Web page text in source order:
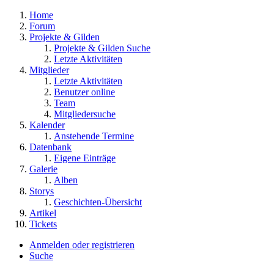
Home
Forum
Projekte & Gilden
Projekte & Gilden Suche
Letzte Aktivitäten
Mitglieder
Letzte Aktivitäten
Benutzer online
Team
Mitgliedersuche
Kalender
Anstehende Termine
Datenbank
Eigene Einträge
Galerie
Alben
Storys
Geschichten-Übersicht
Artikel
Tickets
Anmelden oder registrieren
Suche